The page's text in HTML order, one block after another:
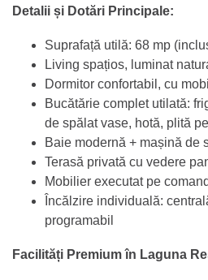
Detalii și Dotări Principale:
Suprafață utilă: 68 mp
Living spațios, luminat
Dormitor confortabil, cu
Bucătărie complet utilată:
de spălat vase, hotă, plită
Baie modernă + mașină de
Terasă privată cu vedere
Mobilier executat pe
Încălzire individuală:
programabil
Facilități Premium în Laguna